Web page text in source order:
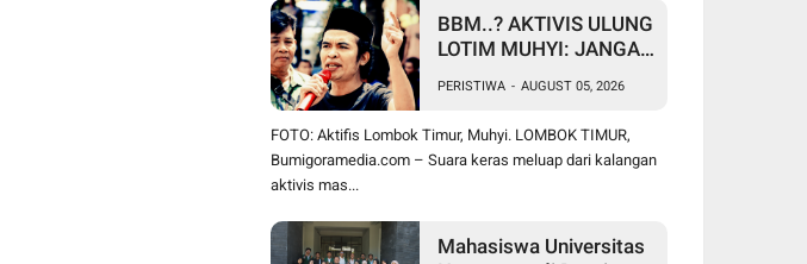
BBM..? AKTIVIS ULUNG
LOTIM MUHYI: JANGAN
BAKUL PASAR! BUPATI
WAJIB CARI SOLUSI,
BUKAN SURUH RAKYAT
DIAM DI RUMAH
PERISTIWA - AUGUST 05, 2026
FOTO: Aktifis Lombok Timur, Muhyi. LOMBOK TIMUR,
Bumigoramedia.com – Suara keras meluap dari kalangan
aktivis mas...
Mahasiswa Universitas